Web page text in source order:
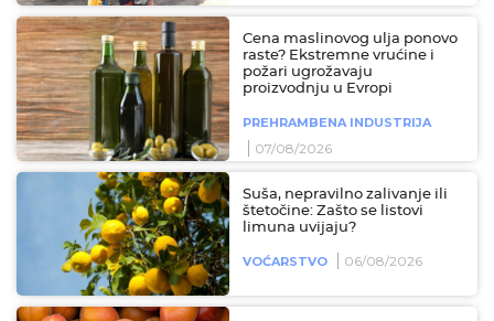
Cena maslinovog ulja ponovo
raste? Ekstremne vrućine i
požari ugrožavaju
proizvodnju u Evropi
PREHRAMBENA INDUSTRIJA
07/08/2026
Suša, nepravilno zalivanje ili
štetočine: Zašto se listovi
limuna uvijaju?
VOĆARSTVO 06/08/2026